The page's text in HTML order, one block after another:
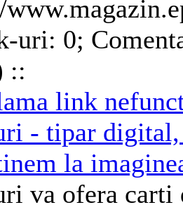
uri: 0;
::
link
- tipar
la
va ofera carti